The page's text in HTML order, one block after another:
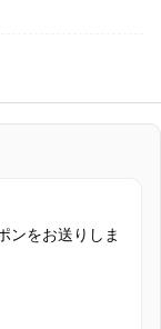
12～22営業日程
Master、JCB、
）、
ンをお送りしま